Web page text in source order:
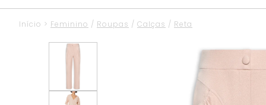
Início > Feminino / Roupas / Calças / Reta